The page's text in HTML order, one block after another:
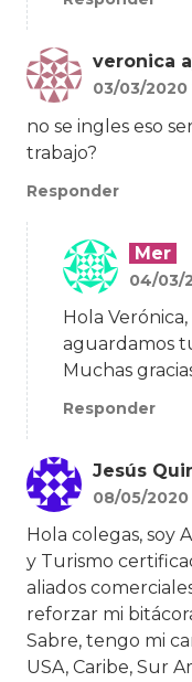
veronica
03/03/2020
no se ingles eso
trabajo?
Responder
Mer
04/03/
Hola
aguardamos
Muchas
Responder
Jesús
08/05/2020
Hola colegas, soy
y Turismo
aliados
reforzar mi
Sabre, tengo mi
USA, Caribe, Sur